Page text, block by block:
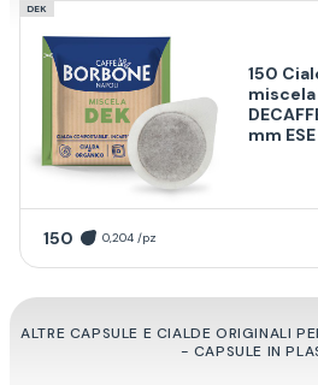
DEK
150
miscela
mm ESE
150 0,204 /pz
ALTRE CAPSULE E CIALDE ORIGINALI
- CAPSULE IN